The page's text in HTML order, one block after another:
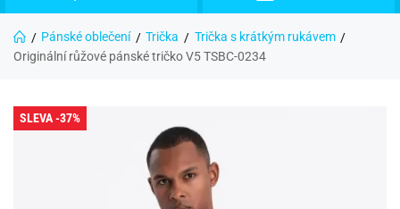
Pánské oblečení Trička
Trička s krátkým rukávem
Originální růžové pánské tričko V5 TSBC-0234
SLEVA -37%